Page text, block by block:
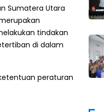
Sumatera Utara
tindakan
di dalam
peraturan